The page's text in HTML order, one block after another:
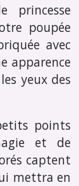
princesse
poupée
avec
apparence
yeux des
points
et de
captent
mettra en